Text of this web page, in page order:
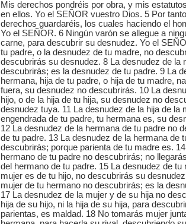
Mis derechos pondréis por obra, y mis
en ellos. Yo el SEÑOR vuestro Dios. 5 Por
derechos guardaréis, los cuales haciendo el
Yo el SEÑOR. 6 Ningún varón se allegue a
carne, para descubrir su desnudez. Yo el
tu padre, o la desnudez de tu madre, no
descubrirás su desnudez. 8 La desnudez de la
descubrirás; es la desnudez de tu padre. 9 La
hermana, hija de tu padre, o hija de tu madre,
fuera, su desnudez no descubrirás. 10 La
hijo, o de la hija de tu hija, su desnudez no
desnudez tuya. 11 La desnudez de la hija de la
engendrada de tu padre, tu hermana es, su
12 La desnudez de la hermana de tu padre no
de tu padre. 13 La desnudez de la hermana de
descubrirás; porque parienta de tu madre es.
hermano de tu padre no descubrirás; no
del hermano de tu padre. 15 La desnudez de tu
mujer es de tu hijo, no descubrirás su
mujer de tu hermano no descubrirás; es la
17 La desnudez de la mujer y de su hija no
hija de su hijo, ni la hija de su hija, para
parientas, es maldad. 18 No tomarás mujer